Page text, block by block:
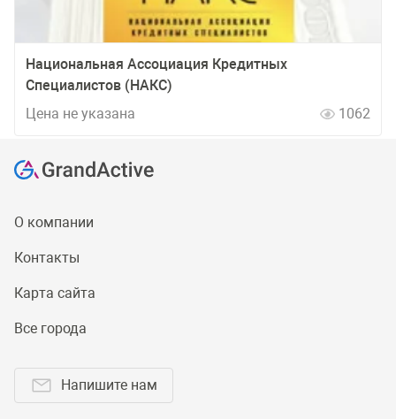
Национальная Ассоциация Кредитных
Специалистов (НАКС)
Цена не указана
1062
О компании
Контакты
Карта сайта
Все города
Напишите нам